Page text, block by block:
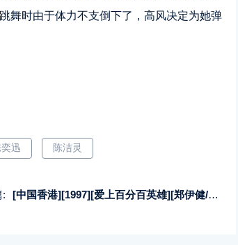
舞时由于体力不支倒下了，高风决定为她弹
奕迅 陈洁灵
: [中国香港][1997][爱上百分百英雄][郑伊健/陈小春/梁咏琪][国粤双语中字][1080P][MKV/2.2G]